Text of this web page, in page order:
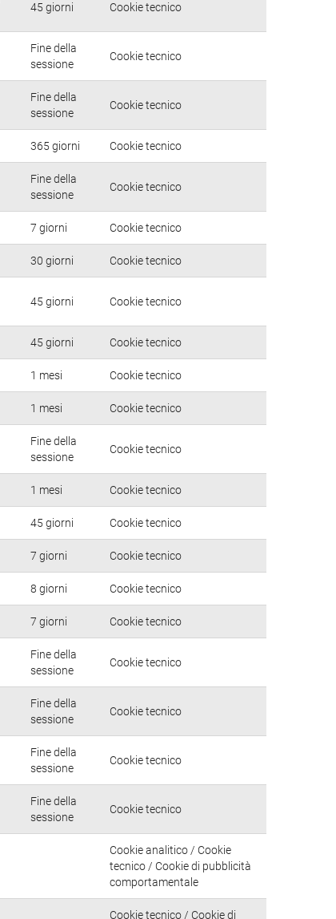
45 giorni Cookie tecnico
Fine della
sessione
Cookie tecnico
Fine della
sessione
Cookie tecnico
365 giorni Cookie tecnico
Fine della
sessione
Cookie tecnico
7 giorni Cookie tecnico
30 giorni Cookie tecnico
45 giorni Cookie tecnico
45 giorni Cookie tecnico
1 mesi Cookie tecnico
1 mesi Cookie tecnico
Fine della
sessione
Cookie tecnico
1 mesi Cookie tecnico
45 giorni Cookie tecnico
7 giorni Cookie tecnico
8 giorni Cookie tecnico
7 giorni Cookie tecnico
Fine della
sessione
Cookie tecnico
Fine della
sessione
Cookie tecnico
Fine della
sessione
Cookie tecnico
Fine della
sessione
Cookie tecnico
Cookie analitico / Cookie
tecnico / Cookie di pubblicità
comportamentale
Cookie tecnico / Cookie di